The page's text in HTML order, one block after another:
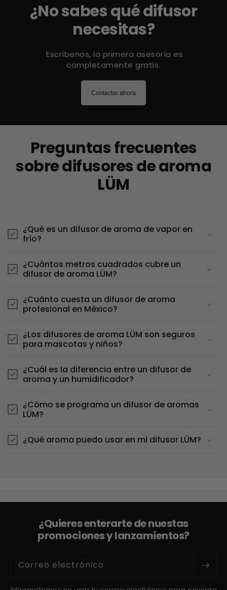
¿No sabes qué difusor
necesitas?
Escríbenos, la primera asesoría es
completamente gratis.
Contactar ahora
Preguntas frecuentes
sobre difusores de aroma
LÜM
¿Qué es un difusor de aroma de vapor en
frío?
¿Cuántos metros cuadrados cubre un
difusor de aroma LÜM?
¿Cuánto cuesta un difusor de aroma
profesional en México?
¿Los difusores de aroma LÜM son seguros
para mascotas y niños?
¿Cuál es la diferencia entre un difusor de
aroma y un humidificador?
¿Cómo se programa un difusor de aromas
LÜM?
¿Qué aroma puedo usar en mi difusor LÜM?
¿Quieres enterarte de nuestas
promociones y lanzamientos?
Correo electrónico